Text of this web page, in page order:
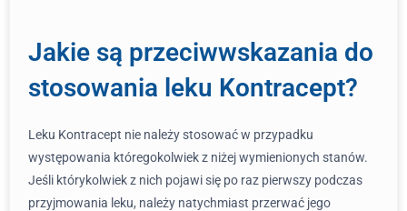
Jakie są przeciwwskazania do
stosowania leku Kontracept?
Leku Kontracept nie należy stosować w przypadku
występowania któregokolwiek z niżej wymienionych stanów.
Jeśli którykolwiek z nich pojawi się po raz pierwszy podczas
przyjmowania leku, należy natychmiast przerwać jego